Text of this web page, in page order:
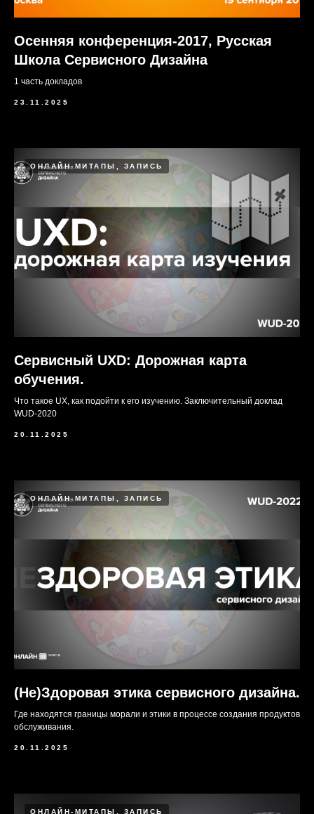
Осенняя конференция-2017, Русская
Школа Сервисного Дизайна
1 часть докладов
23.11.2025
ОНЛАЙН-МИТАПЫ, ЗАПИСЬ
Сервисный UXD: Дорожная карта
обучения.
Что такое UX, как подойти к его изучению. Заключительный доклад
WUD-2020
20.11.2025
ОНЛАЙН-МИТАПЫ, ЗАПИСЬ
(Не)Здоровая этика сервисного дизайна.
Где находятся границы морали и этики в процессе создания продуктов
обслуживания.
20.11.2025
ОНЛАЙН-МИТАПЫ, ЗАПИСЬ
Видеоотзывы
Наши образовательные программы